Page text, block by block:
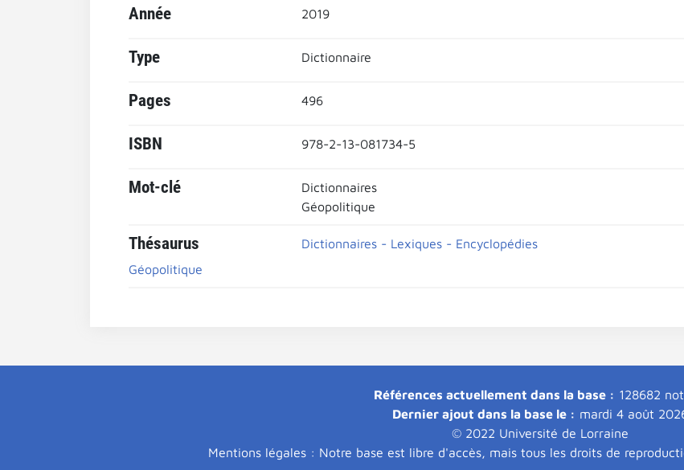
Année 2019
Type Dictionnaire
Pages 496
ISBN 978-2-13-081734-5
Mot-clé
Dictionnaires
Géopolitique
Thésaurus
Dictionnaires - Lexiques - Encyclopédies
Géopolitique
Références actuellement dans la base : 128682
Dernier ajout dans la base le : mardi 4 août
© 2022 Université de Lorraine
Mentions légales : Notre base est libre d'accès, mais tous les droits de